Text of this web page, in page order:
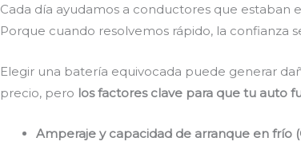
Cada día ayudamos a conductores que estaban
Porque cuando resolvemos rápido, la confianza
Elegir una batería equivocada puede generar
precio, pero los factores clave para que tu auto
Amperaje y capacidad de arranque en frío